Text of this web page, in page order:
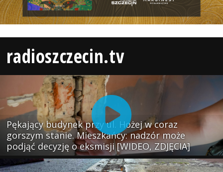
radioszczecin.tv
Pękający budynek przy ul. Hożej w coraz
gorszym stanie. Mieszkańcy: nadzór może
podjąć decyzję o eksmisji [WIDEO, ZDJĘCIA]